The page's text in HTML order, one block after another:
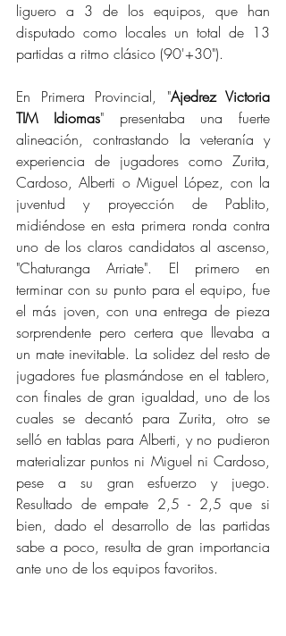
liguero a 3 de los equipos, que han
disputado como locales un total de 13
partidas a ritmo clásico (90'+30").
En Primera Provincial, "Ajedrez Victoria
TIM Idiomas" presentaba una fuerte
alineación, contrastando la veteranía y
experiencia de jugadores como Zurita,
Cardoso, Alberti o Miguel López, con la
juventud y proyección de Pablito,
midiéndose en esta primera ronda contra
uno de los claros candidatos al ascenso,
"Chaturanga Arriate". El primero en
terminar con su punto para el equipo, fue
el más joven, con una entrega de pieza
sorprendente pero certera que llevaba a
un mate inevitable. La solidez del resto de
jugadores fue plasmándose en el tablero,
con finales de gran igualdad, uno de los
cuales se decantó para Zurita, otro se
selló en tablas para Alberti, y no pudieron
materializar puntos ni Miguel ni Cardoso,
pese a su gran esfuerzo y juego.
Resultado de empate 2,5 - 2,5 que si
bien, dado el desarrollo de las partidas
sabe a poco, resulta de gran importancia
ante uno de los equipos favoritos.